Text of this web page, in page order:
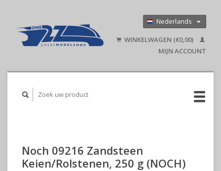
Nederlands
English
WINKELWAGEN (€0,00)
MIJN ACCOUNT
Noch 09216 Zandsteen
Keien/Rolstenen, 250 g (NOCH)